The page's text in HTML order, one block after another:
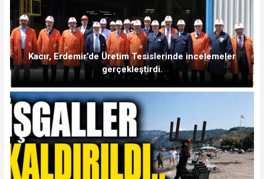
Kacır, Erdemir’de Üretim Tesislerinde incelemeler
gerçekleştirdi.